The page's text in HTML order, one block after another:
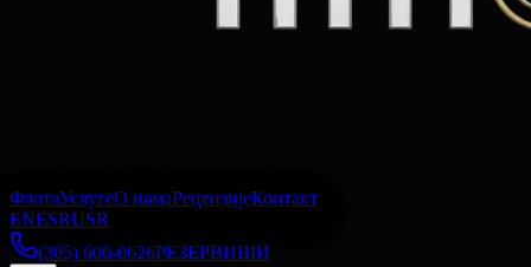
ФлотаУслугеО намаРецензијеКонтакт
ENESRUSR
(305) 606-0626РЕЗЕРВИШИ